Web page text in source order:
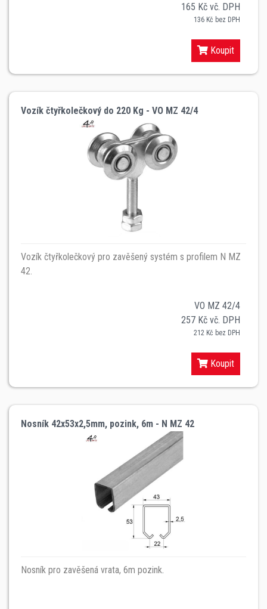
165 Kč vč. DPH
136 Kč bez DPH
Koupit
Vozík čtyřkolečkový do 220 Kg - VO MZ 42/4
Vozík čtyřkolečkový pro zavěšený systém s profilem N MZ
42.
VO MZ 42/4
257 Kč vč. DPH
212 Kč bez DPH
Koupit
Nosník 42x53x2,5mm, pozink, 6m - N MZ 42
Nosník pro zavěšená vrata, 6m pozink.